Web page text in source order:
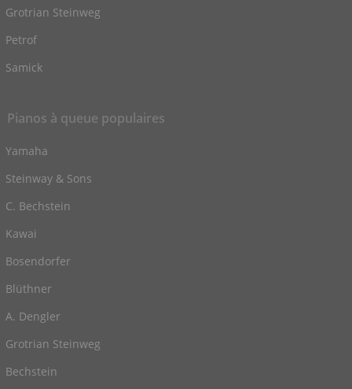
Grotrian Steinweg
Petrof
Samick
Pianos à queue populaires
Yamaha
Steinway & Sons
C. Bechstein
Kawai
Bosendorfer
Blüthner
A. Dengler
Grotrian Steinweg
Bechstein